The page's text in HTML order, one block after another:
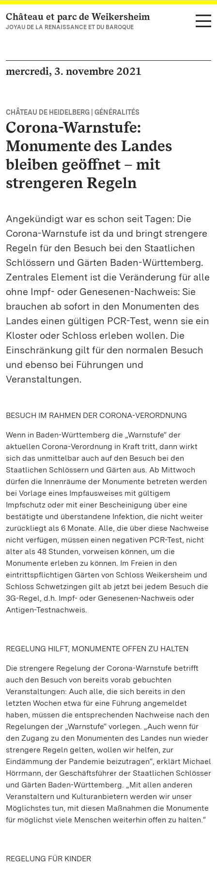
Vers la page d’accueil
Château et parc de Weikersheim
JOYAU DE LA RENAISSANCE ET DU BAROQUE
mercredi, 3. novembre 2021
CHÂTEAU DE HEIDELBERG | GÉNÉRALITÉS
Corona-Warnstufe:
Monumente des Landes
bleiben geöffnet – mit
strengeren Regeln
Angekündigt war es schon seit Tagen: Die
Corona-Warnstufe ist da und bringt strengere
Regeln für den Besuch bei den Staatlichen
Schlössern und Gärten Baden-Württemberg.
Zentrales Element ist die Veränderung für alle
ohne Impf- oder Genesenen-Nachweis: Sie
brauchen ab sofort in den Monumenten des
Landes einen gültigen PCR-Test, wenn sie ein
Kloster oder Schloss erleben wollen. Die
Einschränkung gilt für den normalen Besuch
und ebenso bei Führungen und
Veranstaltungen.
BESUCH IM RAHMEN DER CORONA-VERORDNUNG
Wenn in Baden-Württemberg die „Warnstufe“ der
aktuellen Corona-Verordnung in Kraft tritt, dann wirkt
sich das unmittelbar auch auf den Besuch bei den
Staatlichen Schlössern und Gärten aus. Ab Mittwoch
dürfen die Innenräume der Monumente betreten werden
bei Vorlage eines Impfausweises mit gültigem
Impfschutz oder mit einer Bescheinigung über eine
bestätigte und überstandene Infektion, die nicht weiter
zurückliegt als 6 Monate. Alle, die über diese Nachweise
nicht verfügen, müssen einen negativen PCR-Test, nicht
älter als 48 Stunden, vorweisen können, um die
Monumente erleben zu können. Im Freien in den
eintrittspflichtigen Gärten von Schloss Weikersheim und
Schloss Schwetzingen gilt ab jetzt bei jedem Besuch die
3G-Regel, d.h. Impf- oder Genesenen-Nachweis oder
Antigen-Testnachweis.
REGELUNG HILFT, MONUMENTE OFFEN ZU HALTEN
Die strengere Regelung der Corona-Warnstufe betrifft
auch den Besuch von bereits vorab gebuchten
Veranstaltungen: Auch alle, die sich bereits in den
letzten Wochen etwa für eine Führung angemeldet
haben, müssen die entsprechenden Nachweise nach den
Regelungen der „Warnstufe“ vorlegen. „Auch wenn für
den Zugang zu den Monumenten des Landes nun wieder
strengere Regeln gelten, wollen wir helfen, zur
Eindämmung der Pandemie beizutragen“, erklärt Michael
Hörrmann, der Geschäftsführer der Staatlichen Schlösser
und Gärten Baden-Württemberg. „Mit allen anderen
Veranstaltern und Kulturanbietern werden wir unser
Möglichstes tun, mit diesen Maßnahmen die Monumente
für möglichst viele Menschen weiterhin offen zu halten.“
REGELUNG FÜR KINDER